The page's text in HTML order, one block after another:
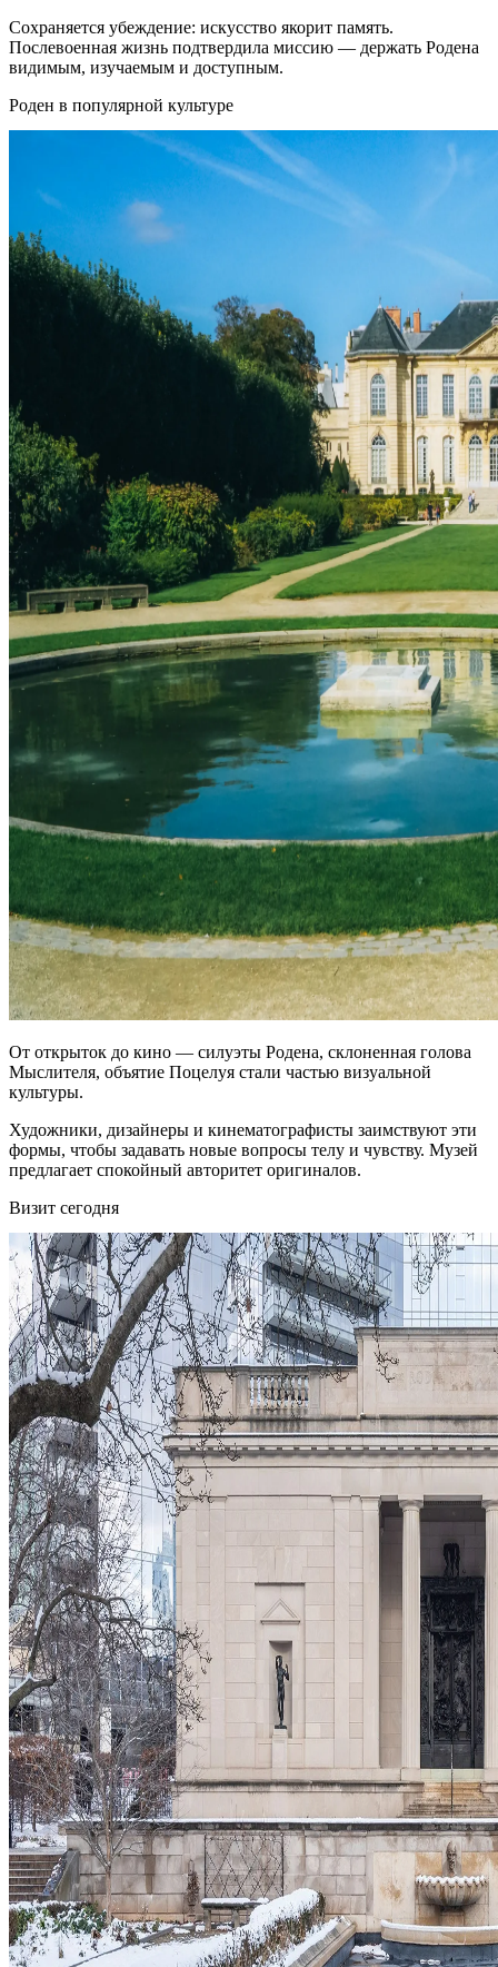
Сохраняется убеждение: искусство якорит память.
Послевоенная жизнь подтвердила миссию — держать Родена
видимым, изучаемым и доступным.
Роден в популярной культуре
От открыток до кино — силуэты Родена, склоненная голова
Мыслителя, объятие Поцелуя стали частью визуальной
культуры.
Художники, дизайнеры и кинематографисты заимствуют эти
формы, чтобы задавать новые вопросы телу и чувству. Музей
предлагает спокойный авторитет оригиналов.
Визит сегодня